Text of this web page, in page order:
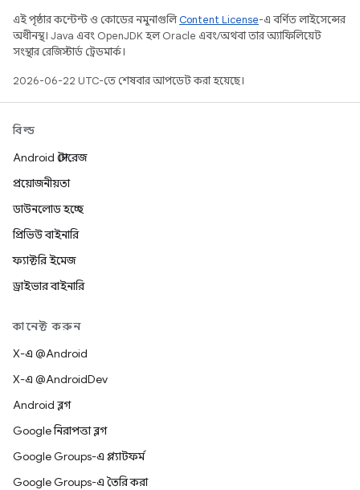
এই পৃষ্ঠার কন্টেন্ট ও কোডের নমুনাগুলিContent License-এ বর্ণিত লাইসেন্সের
অধীনস্থ। Java এবং OpenJDK হল Oracle এবং/অথবা তার অ্যাফিলিয়েট
সংস্থার রেজিস্টার্ড ট্রেডমার্ক।
2026-06-22 UTC-তে শেষবার আপডেট করা হয়েছে।
বিল্ড
Android স্টোরেজ
প্রয়োজনীয়তা
ডাউনলোড হচ্ছে
প্রিভিউ বাইনারি
ফ্যাক্টরি ইমেজ
ড্রাইভার বাইনারি
কানেক্ট করুন
X-এ @Android
X-এ @AndroidDev
Android ব্লগ
Google নিরাপত্তা ব্লগ
Google Groups-এ প্ল্যাটফর্ম
Google Groups-এ তৈরি করা